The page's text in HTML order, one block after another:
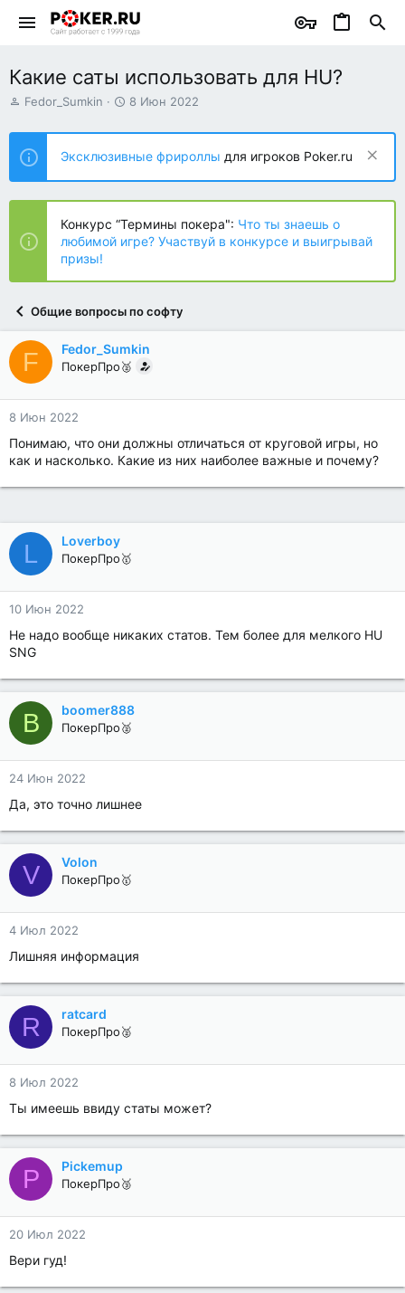
Какие саты использовать для HU?
А
т
о
р
т
е
ы
Fedor_Sumkin
Д
т
н
а
ч
л
а
8 Июн 2022
Эксклюзивные фрироллы для игроков Poker.ru
Конкурс “Термины покера": Что ты знаешь о
любимой игре? Участвуй в конкурсе и выигрывай
призы!
Общие вопросы по софту
F Fedor_Sumkin
ПокерПро🥈
8 Июн 2022
Понимаю, что они должны отличаться от круговой игры, но
как и насколько. Какие из них наиболее важные и почему?
L Loverboy
ПокерПро🥇
10 Июн 2022
Не надо вообще никаких статов. Тем более для мелкого HU
SNG
B boomer888
ПокерПро🥈
24 Июн 2022
Да, это точно лишнее
V Volon
ПокерПро🥇
4 Июл 2022
Лишняя информация
R ratcard
ПокерПро🥈
8 Июл 2022
Ты имеешь ввиду статы может?
P Pickemup
ПокерПро🥉
20 Июл 2022
Вери гуд!